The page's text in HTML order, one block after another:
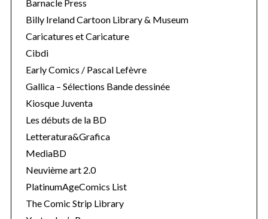
Barnacle Press
Billy Ireland Cartoon Library & Museum
Caricatures et Caricature
Cibdi
Early Comics / Pascal Lefèvre
Gallica – Sélections Bande dessinée
Kiosque Juventa
Les débuts de la BD
Letteratura&Grafica
MediaBD
Neuvième art 2.0
PlatinumAgeComics List
The Comic Strip Library